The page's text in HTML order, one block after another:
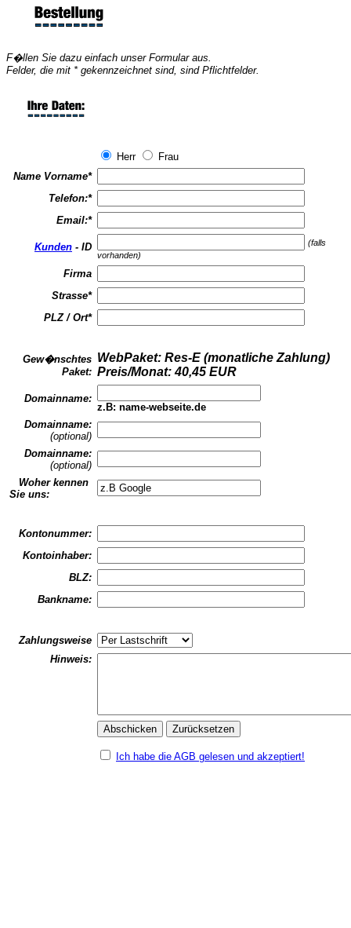
F�llen Sie dazu einfach unser Formular aus.
Felder, die mit * gekennzeichnet sind, sind Pflichtfelder.
Herr
Frau
Name Vorname*
Telefon:*
Email:*
Kunden - ID
(falls
vorhanden)
Firma
Strasse*
PLZ / Ort*
Gew�nschtes
Paket:
WebPaket: Res-E (monatliche Zahlung)
Preis/Monat: 40,45 EUR
Domainname:
z.B: name-webseite.de
Domainname:
(optional)
Domainname:
(optional)
Woher kennen
Sie uns:
Kontonummer:
Kontoinhaber:
BLZ:
Bankname:
Zahlungsweise
Hinweis:
Ich habe die AGB gelesen und akzeptiert!